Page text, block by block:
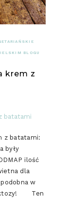
BLOGU
krem z
z batatami:
były
ilość
dla
w
Ten